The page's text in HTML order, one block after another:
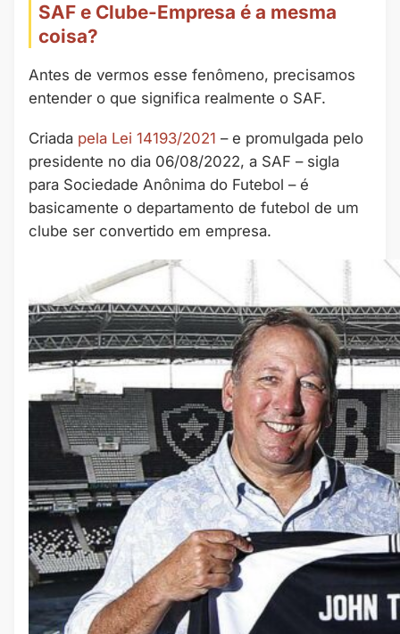
SAF e Clube-Empresa é a mesma
coisa?
Antes de vermos esse fenômeno, precisamos
entender o que significa realmente o SAF.
Criada pela Lei 14193/2021 – e promulgada pelo
presidente no dia 06/08/2022, a SAF – sigla
para Sociedade Anônima do Futebol – é
basicamente o departamento de futebol de um
clube ser convertido em empresa.